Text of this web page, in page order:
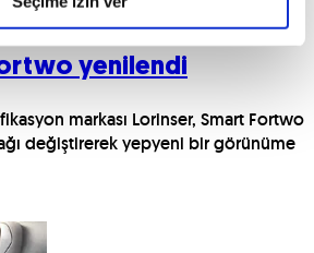
yenilendi
markası Lorinser, Smart Fortwo
değiştirerek yepyeni bir görünüme